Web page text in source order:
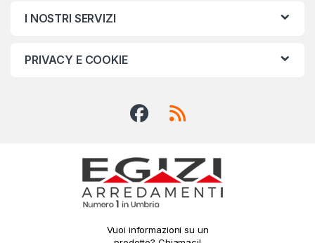
I NOSTRI SERVIZI
PRIVACY E COOKIE
Vuoi informazioni su un